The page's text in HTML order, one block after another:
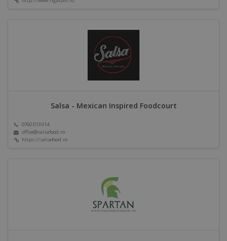
Salsa - Mexican Inspired Foodcourt
0760 013 014
office@salsafood.ro
https://salsafood.ro